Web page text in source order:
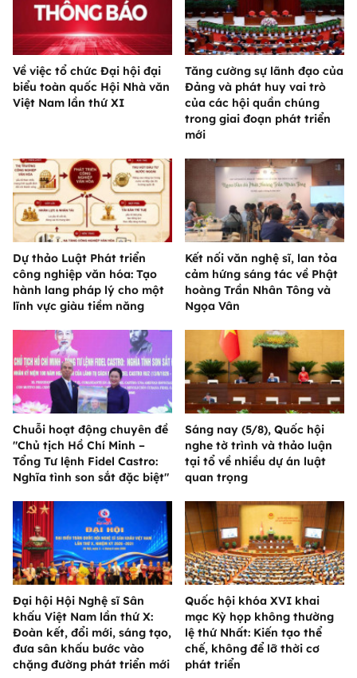
Về việc tổ chức Đại hội đại
biểu toàn quốc Hội Nhà văn
Việt Nam lần thứ XI
Tăng cường sự lãnh đạo của
Đảng và phát huy vai trò
của các hội quần chúng
trong giai đoạn phát triển
mới
Dự thảo Luật Phát triển
công nghiệp văn hóa: Tạo
hành lang pháp lý cho một
lĩnh vực giàu tiềm năng
Kết nối văn nghệ sĩ, lan tỏa
cảm hứng sáng tác về Phật
hoàng Trần Nhân Tông và
Ngọa Vân
Chuỗi hoạt động chuyên đề
"Chủ tịch Hồ Chí Minh –
Tổng Tư lệnh Fidel Castro:
Nghĩa tình son sắt đặc biệt"
Sáng nay (5/8), Quốc hội
nghe tờ trình và thảo luận
tại tổ về nhiều dự án luật
quan trọng
Đại hội Hội Nghệ sĩ Sân
khấu Việt Nam lần thứ X:
Đoàn kết, đổi mới, sáng tạo,
đưa sân khấu bước vào
chặng đường phát triển mới
Quốc hội khóa XVI khai
mạc Kỳ họp không thường
lệ thứ Nhất: Kiến tạo thể
chế, không để lỡ thời cơ
phát triển